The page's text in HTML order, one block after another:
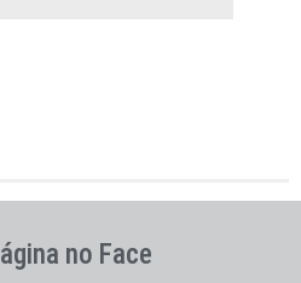
no Face